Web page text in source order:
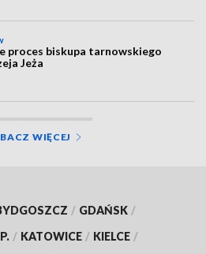
proces biskupa tarnowskiego
Jeża
WIĘCEJ
/ GDAŃSK /
/ KATOWICE / KIELCE /